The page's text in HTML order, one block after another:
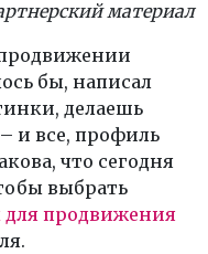
материал
бы, написал
делаешь
и все, профиль
что сегодня
выбрать
продвижения